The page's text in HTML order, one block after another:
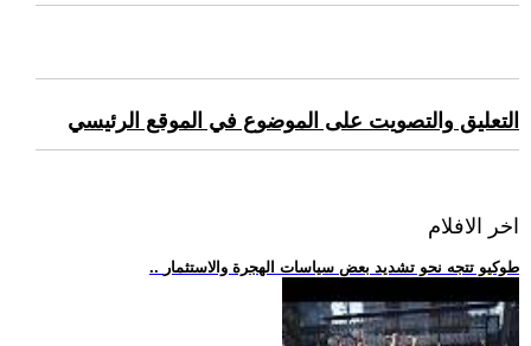
التعليق والتصويت على الموضوع في الموقع الرئيسي
اخر الافلام
.. طوكيو تتجه نحو تشديد بعض سياسات الهجرة والاستثمار